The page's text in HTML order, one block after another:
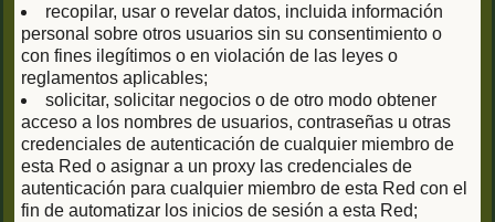
recopilar, usar o revelar datos, incluida información
personal sobre otros usuarios sin su consentimiento o
con fines ilegítimos o en violación de las leyes o
reglamentos aplicables;
solicitar, solicitar negocios o de otro modo obtener
acceso a los nombres de usuarios, contraseñas u otras
credenciales de autenticación de cualquier miembro de
esta Red o asignar a un proxy las credenciales de
autenticación para cualquier miembro de esta Red con el
fin de automatizar los inicios de sesión a esta Red;